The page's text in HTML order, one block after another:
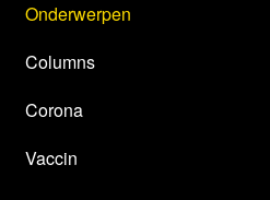
Onderwerpen
Columns
Corona
Vaccin